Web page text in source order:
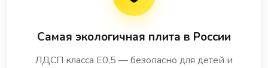
Самая экологичная плита в России
ЛДСП класса E0,5 — безопасно для детей и